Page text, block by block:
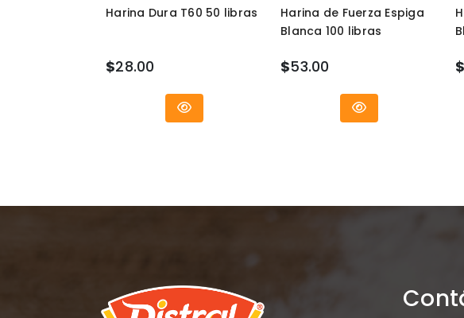
Harina Dura T60 50 libras
$28.00
Harina de Fuerza Espiga
Blanca 100 libras
$53.00 $